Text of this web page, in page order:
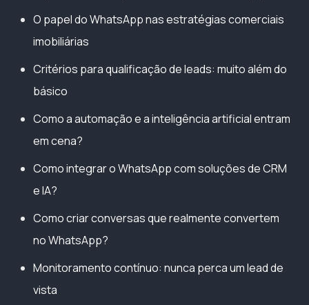
O papel do WhatsApp nas estratégias comerciais
imobiliárias
Critérios para qualificação de leads: muito além do
básico
Como a automação e a inteligência artificial entram
em cena?
Como integrar o WhatsApp com soluções de CRM
e IA?
Como criar conversas que realmente convertem
no WhatsApp?
Monitoramento contínuo: nunca perca um lead de
vista